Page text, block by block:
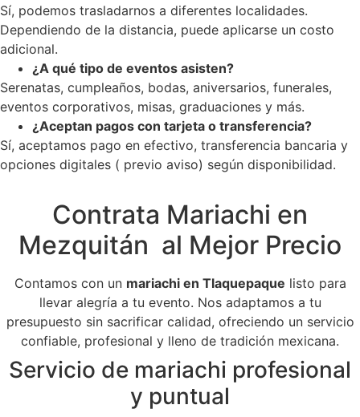
Sí, podemos trasladarnos a diferentes localidades.
Dependiendo de la distancia, puede aplicarse un costo
adicional.
¿A qué tipo de eventos asisten?
Serenatas, cumpleaños, bodas, aniversarios, funerales,
eventos corporativos, misas, graduaciones y más.
¿Aceptan pagos con tarjeta o transferencia?
Sí, aceptamos pago en efectivo, transferencia bancaria y
opciones digitales ( previo aviso) según disponibilidad.
Contrata Mariachi en
Mezquitán al Mejor Precio
Contamos con un mariachi en Tlaquepaque listo para
llevar alegría a tu evento. Nos adaptamos a tu
presupuesto sin sacrificar calidad, ofreciendo un servicio
confiable, profesional y lleno de tradición mexicana.
Servicio de mariachi profesional
y puntual